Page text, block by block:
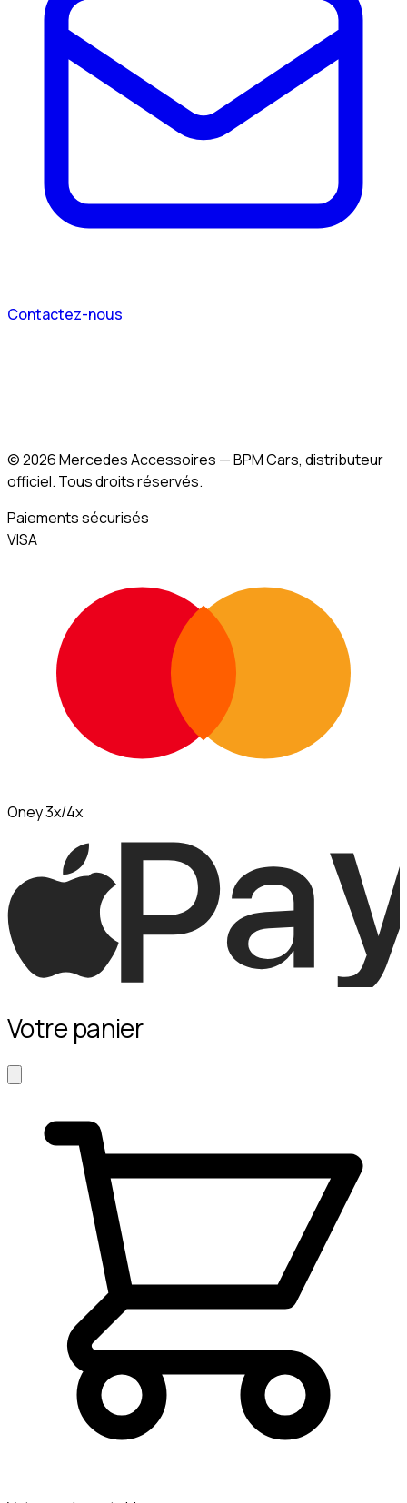
Contactez-nous
©2026Mercedes Accessoires — BPM Cars, distributeur
officiel. Tous droits réservés.
Paiements sécurisés
VISA
Oney 3x/4x
Votre panier